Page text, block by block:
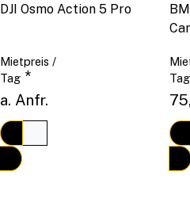
DJI Osmo Action 5 Pro
Mietpreis /
Tag *
a. Anfr.
Tag